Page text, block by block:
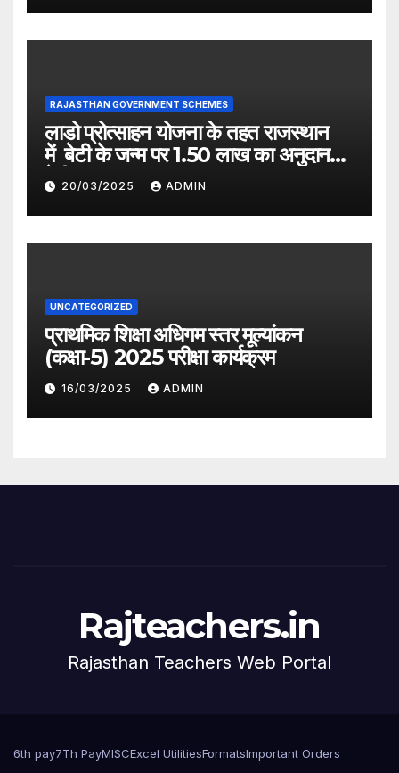
RAJASTHAN GOVERNMENT SCHEMES
लाडो प्रोत्साहन योजना के तहत राजस्थान
में बेटी के जन्म पर 1.50 लाख का अनुदान
देगी सरकार
20/03/2025 ADMIN
UNCATEGORIZED
प्राथमिक शिक्षा अधिगम स्तर मूल्यांकन
(कक्षा-5) 2025 परीक्षा कार्यक्रम
16/03/2025 ADMIN
Rajteachers.in
Rajasthan Teachers Web Portal
6th pay7Th PayMISCExcel UtilitiesFormatsImportant Orders